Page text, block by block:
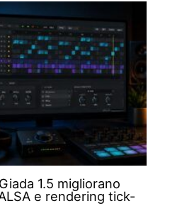
1.5 migliorano
e rendering tick-